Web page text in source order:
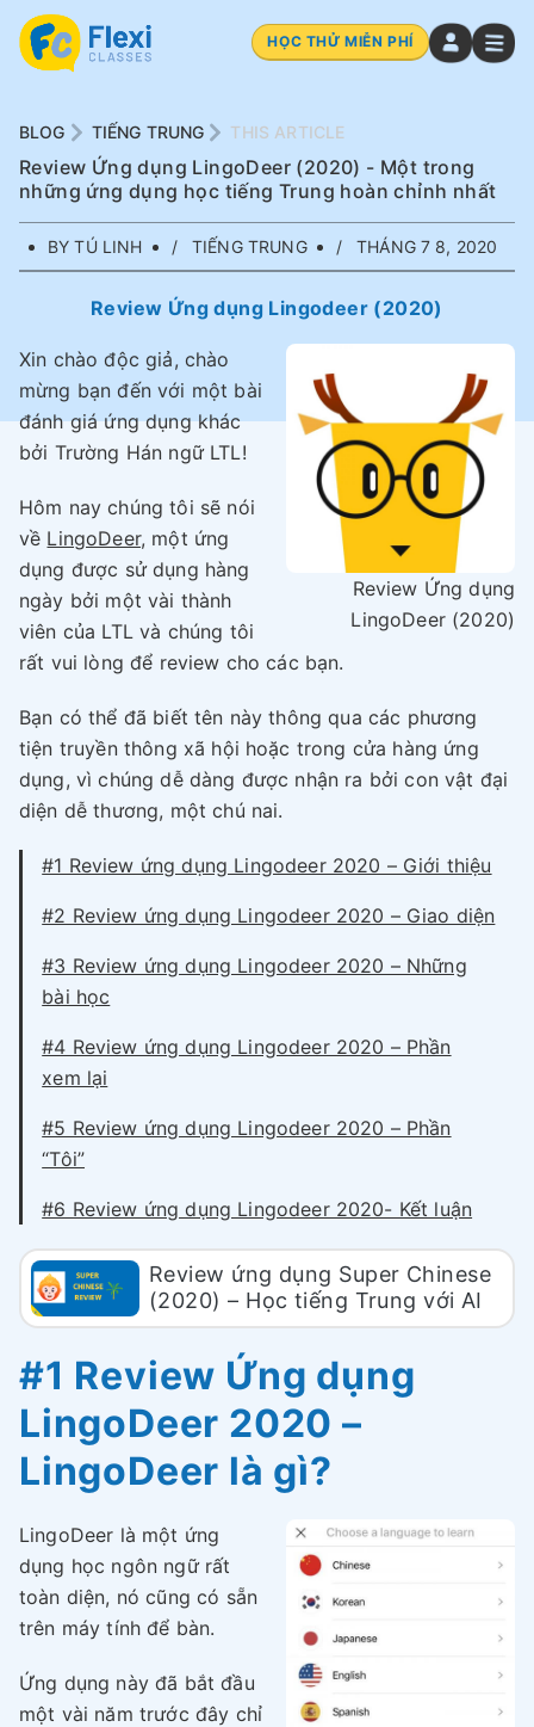
HỌC THỬ MIỄN PHÍ
BLOG TIẾNG TRUNG THIS ARTICLE
Review Ứng dụng LingoDeer (2020) - Một trong
những ứng dụng học tiếng Trung hoàn chỉnh nhất
BY TÚ LINH TIẾNG TRUNG THÁNG 7 8, 2020
Review Ứng dụng Lingodeer (2020)
Review Ứng dụng
LingoDeer (2020)
Xin chào độc giả, chào
mừng bạn đến với một bài
đánh giá ứng dụng khác
bởi Trường Hán ngữ LTL!
Hôm nay chúng tôi sẽ nói
về LingoDeer, một ứng
dụng được sử dụng hàng
ngày bởi một vài thành
viên của LTL và chúng tôi
rất vui lòng để review cho các bạn.
Bạn có thể đã biết tên này thông qua các phương
tiện truyền thông xã hội hoặc trong cửa hàng ứng
dụng, vì chúng dễ dàng được nhận ra bởi con vật đại
diện dễ thương, một chú nai.
#1 Review ứng dụng Lingodeer 2020 – Giới thiệu
#2 Review ứng dụng Lingodeer 2020 – Giao diện
#3 Review ứng dụng Lingodeer 2020 – Những
bài học
#4 Review ứng dụng Lingodeer 2020 – Phần
xem lại
#5 Review ứng dụng Lingodeer 2020 – Phần
“Tôi”
#6 Review ứng dụng Lingodeer 2020- Kết luận
Review ứng dụng Super Chinese
(2020) – Học tiếng Trung với AI
#1 Review Ứng dụng
LingoDeer 2020 –
LingoDeer là gì?
LingoDeer là một ứng
dụng học ngôn ngữ rất
toàn diện, nó cũng có sẵn
trên máy tính để bàn.
Ứng dụng này đã bắt đầu
một vài năm trước đây chỉ